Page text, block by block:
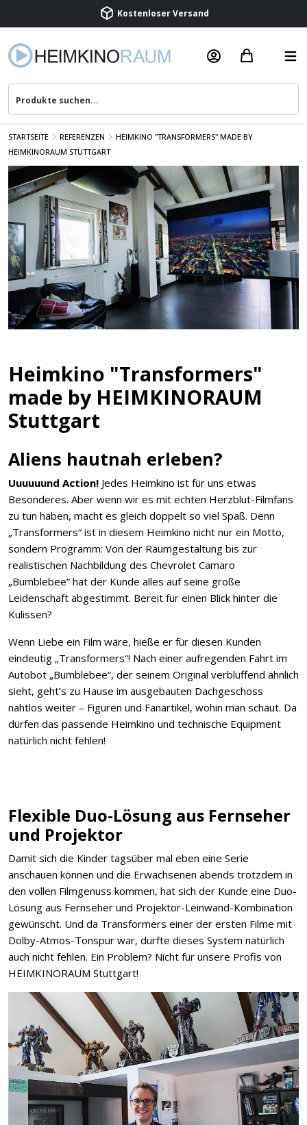
Beratung & Service
STARTSEITE REFERENZEN
HEIMKINO "TRANSFORMERS" MADE BY
HEIMKINORAUM STUTTGART
Heimkino "Transformers"
made by HEIMKINORAUM
Stuttgart
Aliens hautnah erleben?
Uuuuuund Action! Jedes Heimkino ist für uns etwas
Besonderes. Aber wenn wir es mit echten Herzblut-Filmfans
zu tun haben, macht es gleich doppelt so viel Spaß. Denn
„Transformers“ ist in diesem Heimkino nicht nur ein Motto,
sondern Programm: Von der Raumgestaltung bis zur
realistischen Nachbildung des Chevrolet Camaro
„Bumblebee“ hat der Kunde alles auf seine große
Leidenschaft abgestimmt. Bereit für einen Blick hinter die
Kulissen?
Wenn Liebe ein Film wäre, hieße er für diesen Kunden
eindeutig „Transformers“! Nach einer aufregenden Fahrt im
Autobot „Bumblebee“, der seinem Original verblüffend ähnlich
sieht, geht’s zu Hause im ausgebauten Dachgeschoss
nahtlos weiter – Figuren und Fanartikel, wohin man schaut. Da
dürfen das passende Heimkino und technische Equipment
natürlich nicht fehlen!
Flexible Duo-Lösung aus Fernseher
und Projektor
Damit sich die Kinder tagsüber mal eben eine Serie
anschauen können und die Erwachsenen abends trotzdem in
den vollen Filmgenuss kommen, hat sich der Kunde eine Duo-
Lösung aus Fernseher und Projektor-Leinwand-Kombination
gewünscht. Und da Transformers einer der ersten Filme mit
Dolby-Atmos-Tonspur war, durfte dieses System natürlich
auch nicht fehlen. Ein Problem? Nicht für unsere Profis von
HEIMKINORAUM Stuttgart!